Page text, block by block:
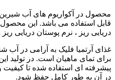
محصول در آکواریوم های آب شیرین
دریایی ریز ، نرم پوستان دریایی
غذای آرتمیا فلیک به آرامی در
برای تمای ماهیان است. در تولید
پیشرفته ای استفاده شده تا
در آن به طور کامل حفظ شود.